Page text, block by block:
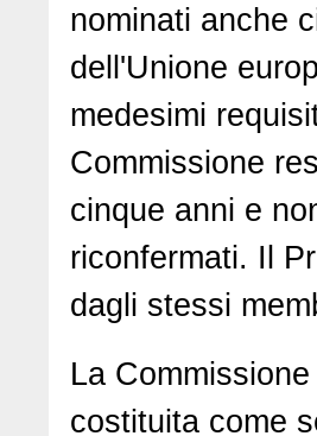
nominati anche
dell'Unione
medesimi
Commissione
cinque anni e
riconfermati. Il
dagli stessi
La
costituita come